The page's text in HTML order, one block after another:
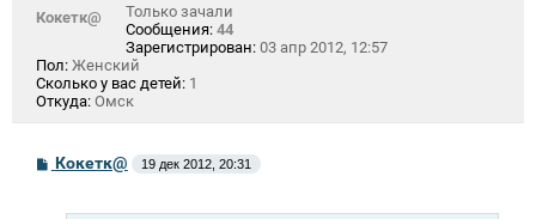
Кокетк@
Только зачали
Сообщения: 44
Зарегистрирован: 03 апр 2012, 12:57
Пол: Женский
Сколько у вас детей: 1
Откуда: Омск
С
о
Кокетк@ 19 дек 2012, 20:31